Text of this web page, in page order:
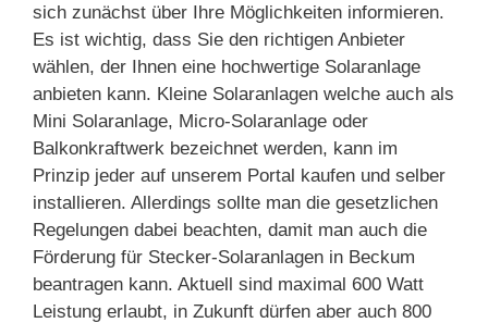
sich zunächst über Ihre Möglichkeiten informieren.
Es ist wichtig, dass Sie den richtigen Anbieter
wählen, der Ihnen eine hochwertige Solaranlage
anbieten kann. Kleine Solaranlagen welche auch als
Mini Solaranlage, Micro-Solaranlage oder
Balkonkraftwerk bezeichnet werden, kann im
Prinzip jeder auf unserem Portal kaufen und selber
installieren. Allerdings sollte man die gesetzlichen
Regelungen dabei beachten, damit man auch die
Förderung für Stecker-Solaranlagen in Beckum
beantragen kann. Aktuell sind maximal 600 Watt
Leistung erlaubt, in Zukunft dürfen aber auch 800